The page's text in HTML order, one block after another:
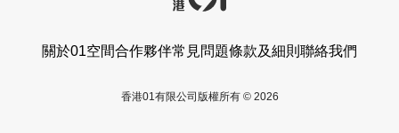
關於01空間合作夥伴常見問題條款及細則 聯絡我們
香港01有限公司版權所有 © 2026